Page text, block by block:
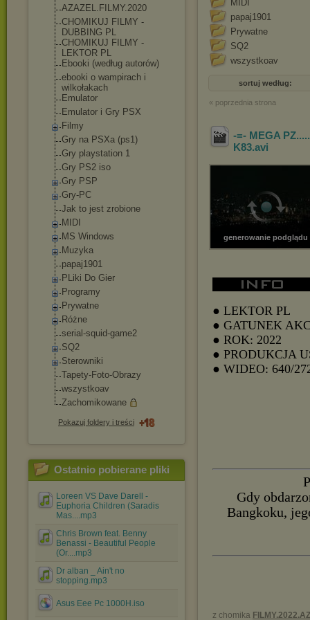
AZAZEL.FILMY.2020
CHOMIKUJ FILMY -
DUBBING PL
CHOMIKUJ FILMY -
LEKTOR PL
Ebooki (według autorów)
ebooki o wampirach i
wilkołakach
Emulator
Emulator i Gry PSX
Filmy
Gry na PSXa (ps1)
Gry playstation 1
Gry PS2 iso
Gry PSP
Gry-PC
Jak to jest zrobione
MIDI
MS Windows
Muzyka
papaj1901
PLiki Do Gier
Programy
Prywatne
Różne
serial-squid-game2
SQ2
Sterowniki
Tapety-Foto-Obrazy
wszystkoav
Zachomikowane
Pokazuj foldery i treści
Ostatnio pobierane pliki
Loreen VS Dave Darell -
Euphoria Children (Saradis
Mas....mp3
Chris Brown feat. Benny
Benassi - Beautiful People
(Or....mp3
Dr alban _ Ain't no
stopping.mp3
Asus Eee Pc 1000H.iso
MIDI
papaj1901
Prywatne
SQ2
wszystkoav
sortuj według:
« poprzednia strona
-=- MEGA
K83.avi
generowanie podglądu
● LEKTOR PL
● GATUNEK
● ROK: 2022
● PRODUKCJA
● WIDEO: 640/
Gdy
Bangkoku,
z chomika FILMY.2022.AZ